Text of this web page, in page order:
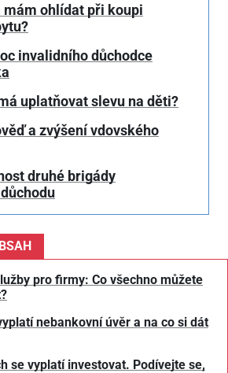
mám ohlídat při koupi
invalidního důchodce
uplatňovat slevu na děti?
a zvýšení vdovského
druhé brigády
pro firmy: Co všechno můžete
nebankovní úvěr a na co si dát
se vyplatí investovat. Podívejte se,